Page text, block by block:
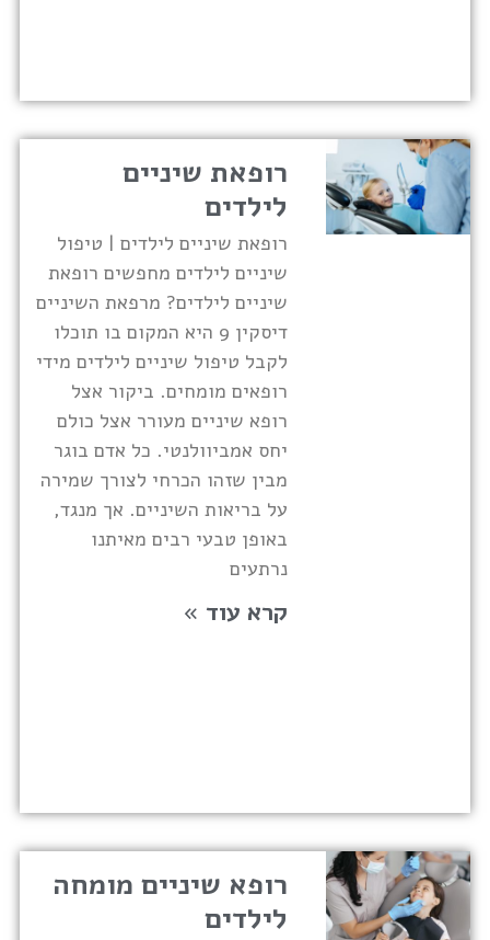
רופאת שיניים
לילדים
רופאת שיניים לילדים | טיפול
שיניים לילדים מחפשים רופאת
שיניים לילדים? מרפאת השיניים
דיסקין 9 היא המקום בו תוכלו
לקבל טיפול שיניים לילדים מידי
רופאים מומחים. ביקור אצל
רופא שיניים מעורר אצל כולם
יחס אמביוולנטי. כל אדם בוגר
מבין שזהו הכרחי לצורך שמירה
על בריאות השיניים. אך מנגד,
באופן טבעי רבים מאיתנו
נרתעים
קרא עוד »
רופא שיניים מומחה
לילדים